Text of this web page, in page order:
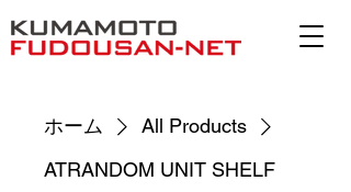
ホーム
All Products
ATRANDOM UNIT SHELF